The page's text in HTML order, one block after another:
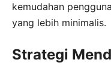
kemudahan
yang lebih minimalis.
Strategi